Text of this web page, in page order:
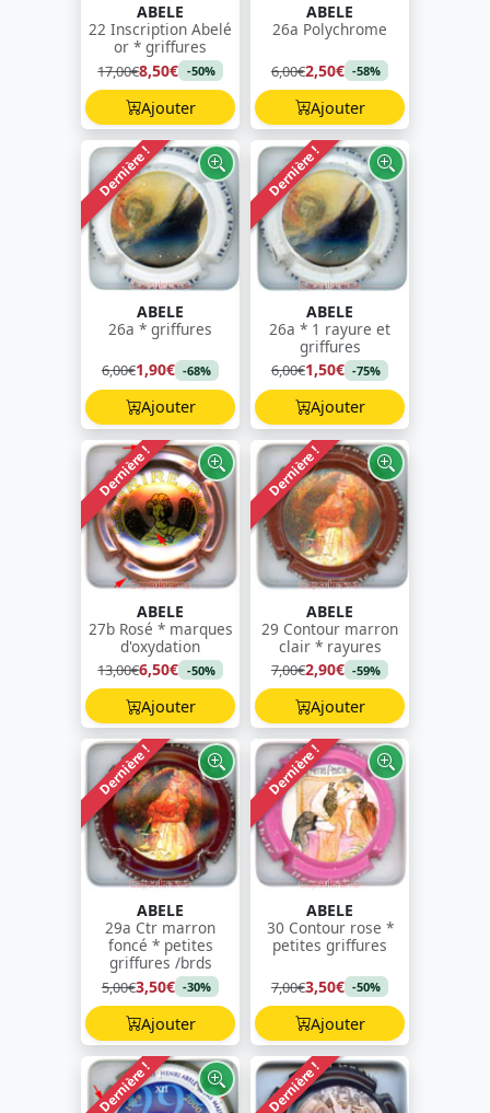
ABELE
22 Inscription Abelé
or * griffures
17,00€8,50€ -50%
Ajouter
ABELE
26a Polychrome
6,00€2,50€ -58%
Ajouter
Dernière !
ABELE
26a * griffures
6,00€1,90€ -68%
Ajouter
Dernière !
ABELE
26a * 1 rayure et
griffures
6,00€1,50€ -75%
Ajouter
Dernière !
ABELE
27b Rosé * marques
d'oxydation
13,00€6,50€ -50%
Ajouter
Dernière !
ABELE
29 Contour marron
clair * rayures
7,00€2,90€ -59%
Ajouter
Dernière !
ABELE
29a Ctr marron
foncé * petites
griffures /brds
5,00€3,50€ -30%
Ajouter
Dernière !
ABELE
30 Contour rose *
petites griffures
7,00€3,50€ -50%
Ajouter
Dernière ! Dernière !